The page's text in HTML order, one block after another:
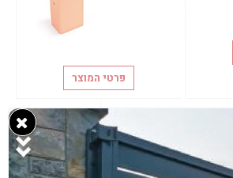
פרטי המוצר
מחסום זרוע דגם
WIDE